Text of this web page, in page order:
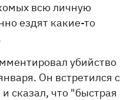
всю личную
ездят какие-то
убийство
Он встретился с
сказал, что "быстрая